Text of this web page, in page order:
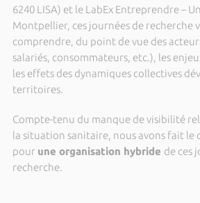
6240 LISA) et le LabEx Entreprendre –
Montpellier, ces journées de recherche
comprendre, du point de vue des
salariés, consommateurs, etc.), les
les effets des dynamiques collectives
territoires.
Compte-tenu du manque de visibilité
la situation sanitaire, nous avons fait le
pour une organisation hybride de ces
recherche.